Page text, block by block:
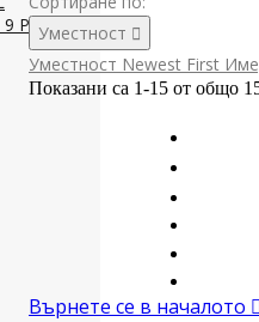
9 ProУместност 
Уместност Newest First
Показани са 1-15 от общо
Върнете се в началото 